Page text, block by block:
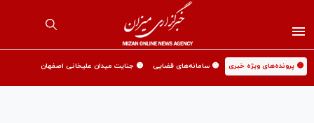
🟡 پرونده‌های ویژه خبری 🟡 سامانه‌های قضایی 🟡 جنایت میدان علیخانی اصفهان